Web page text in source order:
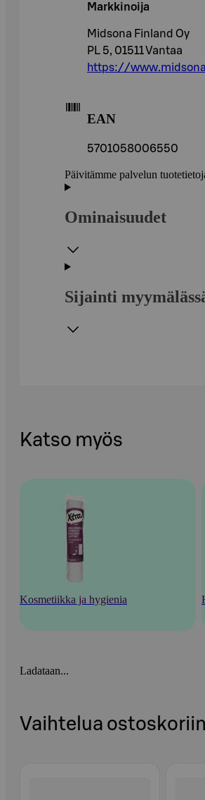
Markkinoija
Midsona Finland Oy
PL 5, 01511 Vantaa
https://
EAN
5701058006550
Päivitämme palvelun
Ominaisuudet
Sijainti
Katso myös
Kosmetiikka ja hygienia
Ladataan...
Vaihtelua ostoskoriin